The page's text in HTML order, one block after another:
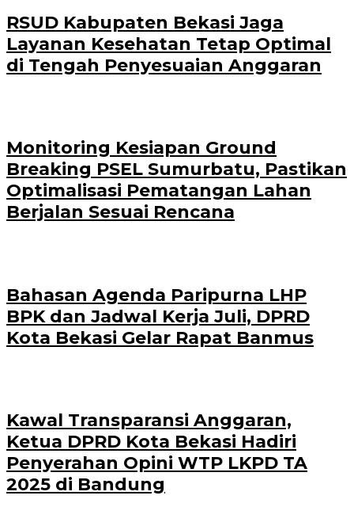
RSUD Kabupaten Bekasi Jaga
Layanan Kesehatan Tetap Optimal
di Tengah Penyesuaian Anggaran
Monitoring Kesiapan Ground
Breaking PSEL Sumurbatu, Pastikan
Optimalisasi Pematangan Lahan
Berjalan Sesuai Rencana
Bahasan Agenda Paripurna LHP
BPK dan Jadwal Kerja Juli, DPRD
Kota Bekasi Gelar Rapat Banmus
Kawal Transparansi Anggaran,
Ketua DPRD Kota Bekasi Hadiri
Penyerahan Opini WTP LKPD TA
2025 di Bandung